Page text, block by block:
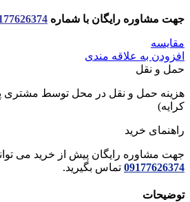
365
عدد
جهت مشاوره رایگان با شماره
مقایسه
افزودن به علاقه مندی
حمل و نقل
هزینه حمل و نقل در محل توسط
کرایه)
راهنمای خرید
جهت مشاوره رایگان پیش از خرید می
09177626374 تماس بگیرید.
توضیحات